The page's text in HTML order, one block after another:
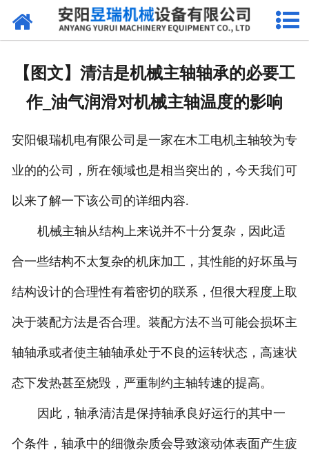
网站首页
【图文】清洁是机械主轴轴承的必要工
作_油气润滑对机械主轴温度的影响
安阳银瑞机电有限公司是一家在木工电机主轴较为专
业的的公司，所在领域也是相当突出的，今天我们可
以来了解一下该公司的详细内容.
机械主轴从结构上来说并不十分复杂，因此适
合一些结构不太复杂的机床加工，其性能的好坏虽与
结构设计的合理性有着密切的联系，但很大程度上取
决于装配方法是否合理。装配方法不当可能会损坏主
轴轴承或者使主轴轴承处于不良的运转状态，高速状
态下发热甚至烧毁，严重制约主轴转速的提高。
因此，轴承清洁是保持轴承良好运行的其中一
个条件，轴承中的细微杂质会导致滚动体表面产生疲